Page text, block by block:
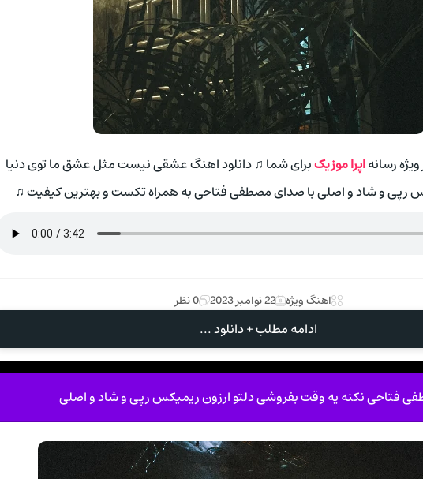
رسانهاپرا موزیکبرای شما ♫ دانلود اهنگ عشقی نیست مثل عشق ما توی دنیا
رپی و شاد و اصلی با صدای مصطفی فتاحی به همراه تکست و بهترین کیفیت ♫
اهنگ ویژه 22 نوامبر 2023 0 نظر
ادامه مطلب + دانلود ...
فتاحی نکنه یه وقت بفروشی دلتو ارزون ریمیکس رپی و شاد و اصلی